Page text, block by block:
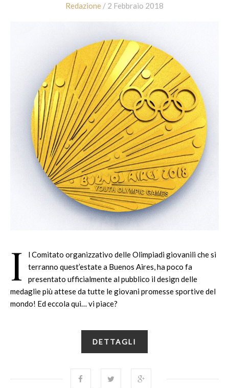
Redazione / 2 Febbraio 2018
I
l Comitato organizzativo delle Olimpiadi giovanili che si
terranno quest’estate a Buenos Aires, ha poco fa
presentato ufficialmente al pubblico il design delle
medaglie più attese da tutte le giovani promesse sportive del
mondo! Ed eccola qui… vi piace?
DETTAGLI